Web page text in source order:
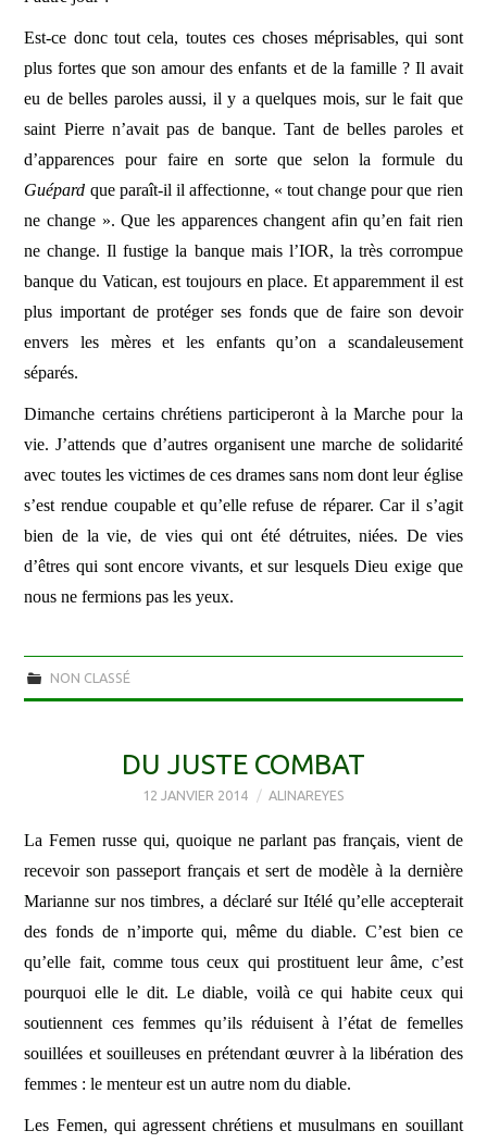
Est-ce donc tout cela, toutes ces choses méprisables, qui sont
plus fortes que son amour des enfants et de la famille ? Il avait
eu de belles paroles aussi, il y a quelques mois, sur le fait que
saint Pierre n’avait pas de banque. Tant de belles paroles et
d’apparences pour faire en sorte que selon la formule du
Guépard que paraît-il il affectionne, « tout change pour que rien
ne change ». Que les apparences changent afin qu’en fait rien
ne change. Il fustige la banque mais l’IOR, la très corrompue
banque du Vatican, est toujours en place. Et apparemment il est
plus important de protéger ses fonds que de faire son devoir
envers les mères et les enfants qu’on a scandaleusement
séparés.
Dimanche certains chrétiens participeront à la Marche pour la
vie. J’attends que d’autres organisent une marche de solidarité
avec toutes les victimes de ces drames sans nom dont leur église
s’est rendue coupable et qu’elle refuse de réparer. Car il s’agit
bien de la vie, de vies qui ont été détruites, niées. De vies
d’êtres qui sont encore vivants, et sur lesquels Dieu exige que
nous ne fermions pas les yeux.
NON CLASSÉ
DU JUSTE COMBAT
12 JANVIER 2014 ALINAREYES
La Femen russe qui, quoique ne parlant pas français, vient de
recevoir son passeport français et sert de modèle à la dernière
Marianne sur nos timbres, a déclaré sur Itélé qu’elle accepterait
des fonds de n’importe qui, même du diable. C’est bien ce
qu’elle fait, comme tous ceux qui prostituent leur âme, c’est
pourquoi elle le dit. Le diable, voilà ce qui habite ceux qui
soutiennent ces femmes qu’ils réduisent à l’état de femelles
souillées et souilleuses en prétendantœuvrer à la libération des
femmes : le menteur est un autre nom du diable.
Les Femen, qui agressent chrétiens et musulmans en souillant